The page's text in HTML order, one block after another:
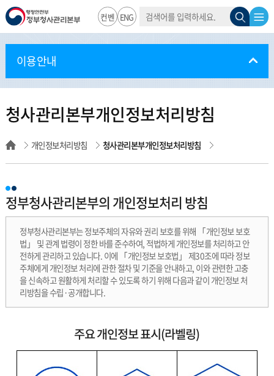
행정안전부
정부청사관
리본부
컨벤
션
ENG
검
색
색
검
색
전
체
열
이용안내
청사관리본부개인정보처리방침
개인정보처리방침 청사관리본부개인정보처리방침
정부청사관리본부의 개인정보처리 방침
정부청사관리본부는 정보주체의 자유와 권리 보호를 위해 「개인정보 보호
법」 및 관계 법령이 정한 바를 준수하여, 적법하게 개인정보를 처리하고 안
전하게 관리하고 있습니다. 이에 「개인정보 보호법」 제30조에 따라 정보
주체에게 개인정보 처리에 관한 절차 및 기준을 안내하고, 이와 관련한 고충
을 신속하고 원활하게 처리할 수 있도록 하기 위해 다음과 같이 개인정보 처
리방침을 수립·공개합니다.
주요 개인정보 표시(라벨링)